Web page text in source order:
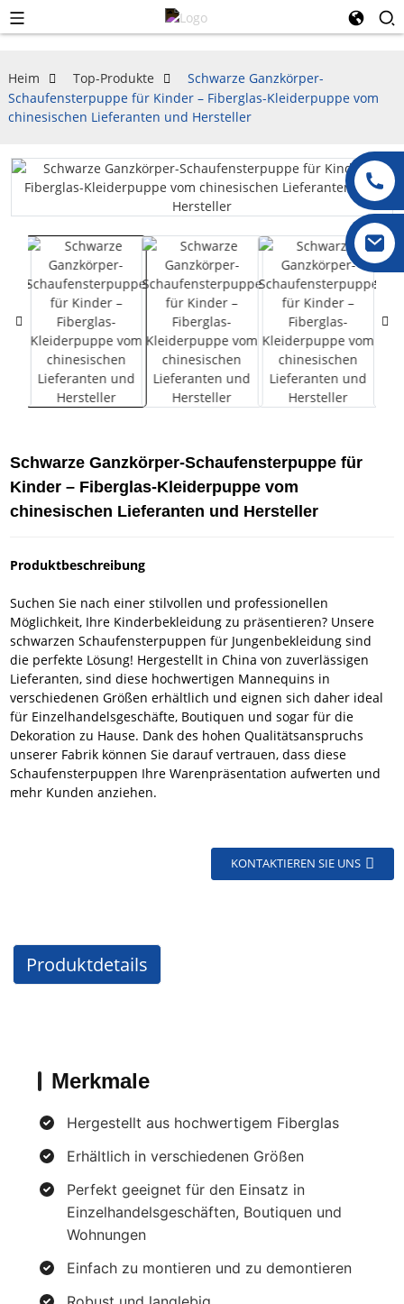
Heim Top-Produkte
Schwarze Ganzkörper-
Schaufensterpuppe für Kinder – Fiberglas-Kleiderpuppe vom
chinesischen Lieferanten und Hersteller
Schwarze Ganzkörper-Schaufensterpuppe für
Kinder – Fiberglas-Kleiderpuppe vom
chinesischen Lieferanten und Hersteller
Produktbeschreibung
Suchen Sie nach einer stilvollen und professionellen
Möglichkeit, Ihre Kinderbekleidung zu präsentieren? Unsere
schwarzen Schaufensterpuppen für Jungenbekleidung sind
die perfekte Lösung! Hergestellt in China von zuverlässigen
Lieferanten, sind diese hochwertigen Mannequins in
verschiedenen Größen erhältlich und eignen sich daher ideal
für Einzelhandelsgeschäfte, Boutiquen und sogar für die
Dekoration zu Hause. Dank des hohen Qualitätsanspruchs
unserer Fabrik können Sie darauf vertrauen, dass diese
Schaufensterpuppen Ihre Warenpräsentation aufwerten und
mehr Kunden anziehen.
KONTAKTIEREN SIE UNS
Produktdetails
Merkmale
Hergestellt aus hochwertigem Fiberglas
Erhältlich in verschiedenen Größen
Perfekt geeignet für den Einsatz in
Einzelhandelsgeschäften, Boutiquen und
Wohnungen
Einfach zu montieren und zu demontieren